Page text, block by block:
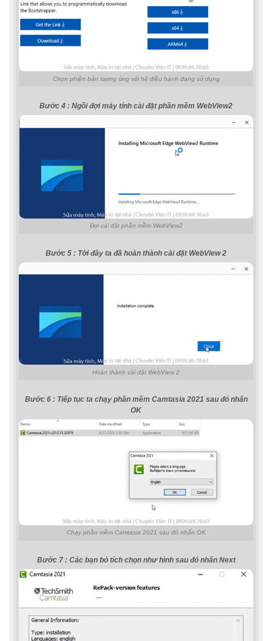
Chọn phiên bản tương ứng với hệ điều hành đang sử dụng
Bước 4 : Ngồi đợi máy tính cài đặt phần mềm WebView2
Đợi cài đặt phần mềm WebView2
Bước 5 : Tới đây ta đã hoàn thành cài đặt WebView 2
Hoàn thành cài đặt WebView 2
Bước 6 : Tiếp tục ta chạy phần mềm Camtasia 2021 sau đó nhấn
OK
Chạy phần mềm Camtasia 2021 sau đó nhấn OK
Bước 7 : Các bạn bỏ tích chọn như hình sau đó nhấn Next